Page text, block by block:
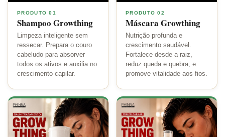
PRODUTO 01
Shampoo Growthing
Limpeza inteligente sem
ressecar. Prepara o couro
cabeludo para absorver
todos os ativos e auxilia no
crescimento capilar.
PRODUTO 02
Máscara Growthing
Nutrição profunda e
crescimento saudável.
Fortalece desde a raiz,
reduz queda e quebra, e
promove vitalidade aos fios.